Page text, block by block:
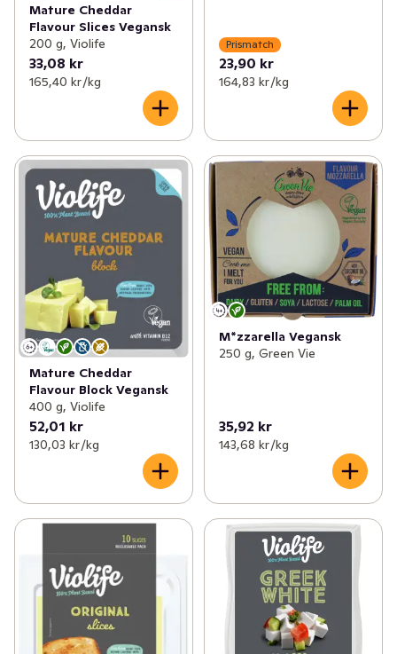
Mature Cheddar
Flavour Slices Vegansk
200 g, Violife
33,08 kr
165,40 kr /kg
Prismatch
23,90 kr
164,83 kr /kg
Mature Cheddar
Flavour Block Vegansk
400 g, Violife
52,01 kr
130,03 kr /kg
M*zzarella Vegansk
250 g, Green Vie
35,92 kr
143,68 kr /kg